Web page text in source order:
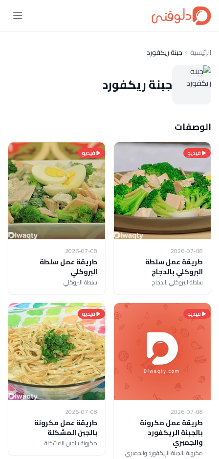
الرئيسية جبنة ريكفورد
جبنة ريكفورد
الوصفات
فيديو
2026-07-08
طريقة عمل سلطة
البروكلي بالدجاج
سلطة البروكلي بالدجاج
فيديو
2026-07-08
طريقة عمل سلطة
البروكلي
سلطة البروكلي
فيديو
2026-07-08
طريقة عمل مكرونة
بالجبنة الريكفورد
والجمبري
مكرونة بالجبنة الريكفورد والجمبري
فيديو
2026-07-08
طريقة عمل مكرونة
بالجبن المشكلة
مكرونة بالجبن المشكلة